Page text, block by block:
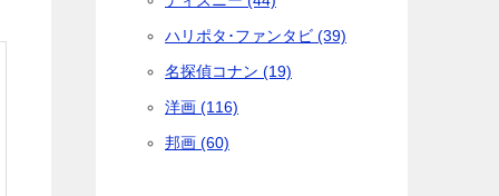
ハリポタ･ファンタビ (39)
名探偵コナン (19)
洋画 (116)
邦画 (60)